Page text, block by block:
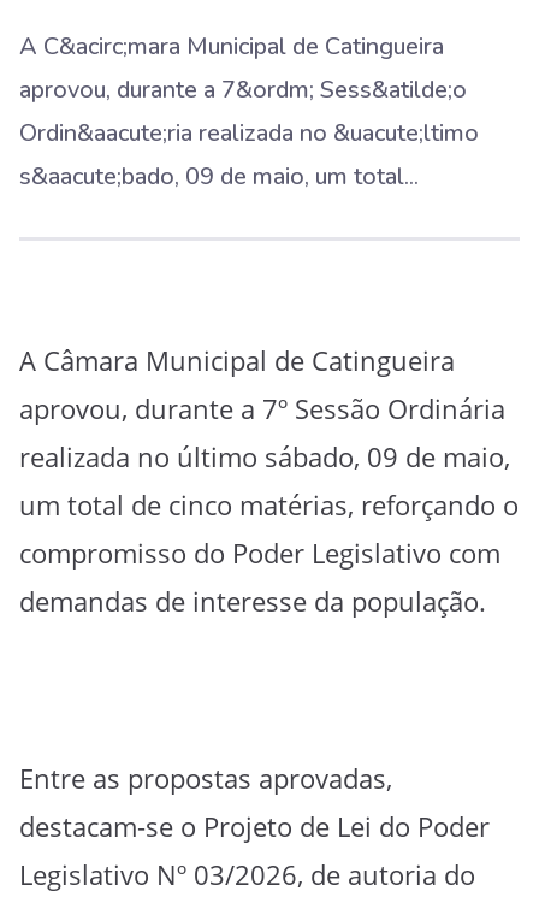
A C&acirc;mara Municipal de Catingueira
aprovou, durante a 7&ordm; Sess&atilde;o
Ordin&aacute;ria realizada no &uacute;ltimo
s&aacute;bado, 09 de maio, um total...
A Câmara Municipal de Catingueira
aprovou, durante a 7º Sessão Ordinária
realizada no último sábado, 09 de maio,
um total de cinco matérias, reforçando o
compromisso do Poder Legislativo com
demandas de interesse da população.
Entre as propostas aprovadas,
destacam-se o Projeto de Lei do Poder
Legislativo Nº 03/2026, de autoria do